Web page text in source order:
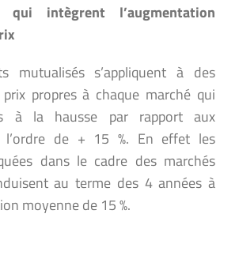
qui intègrent l’augmentation
mutualisés s’appliquent à des
propres à chaque marché qui
à la hausse par rapport aux
l’ordre de + 15 %. En effet les
dans le cadre des marchés
au terme des 4 années à
moyenne de 15 %.